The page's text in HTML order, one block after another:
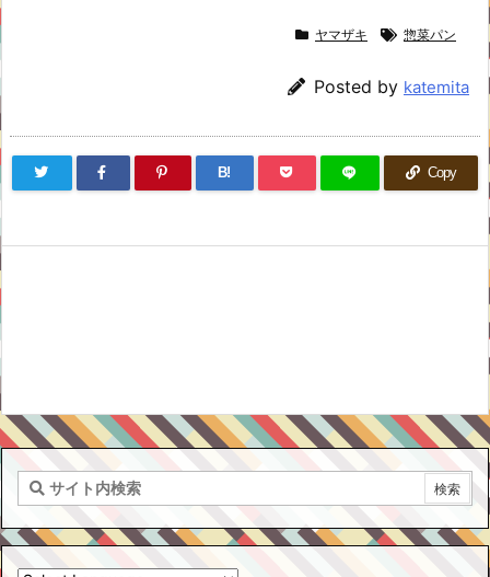
ヤマザキ 惣菜パン
Posted by katemita
B! Copy